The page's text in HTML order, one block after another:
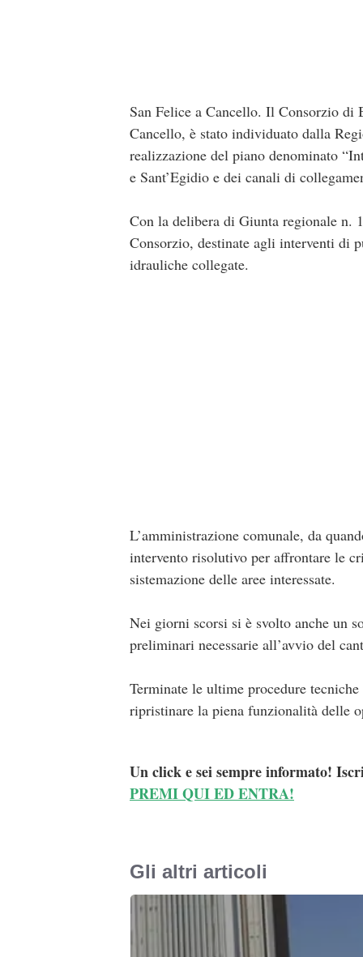
San Felice a Cancello. Il Consorzio
Cancello, è stato individuato dalla
realizzazione del piano denominato
e Sant’Egidio e dei canali di
Con la delibera di Giunta regionale n.
Consorzio, destinate agli interventi di
idrauliche collegate.
L’amministrazione comunale, da
intervento risolutivo per affrontare le
sistemazione delle aree interessate.
Nei giorni scorsi si è svolto anche un
preliminari necessarie all’avvio del
Terminate le ultime procedure
ripristinare la piena funzionalità delle
Un click e sei sempre informato!
PREMI QUI ED ENTRA!
Gli altri articoli